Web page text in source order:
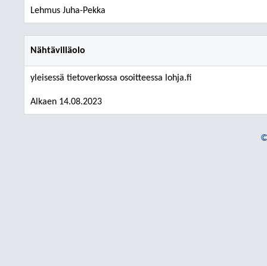
Lehmus Juha-Pekka
Nähtävilläolo
yleisessä tietoverkossa osoitteessa lohja.fi
Alkaen 14.08.2023